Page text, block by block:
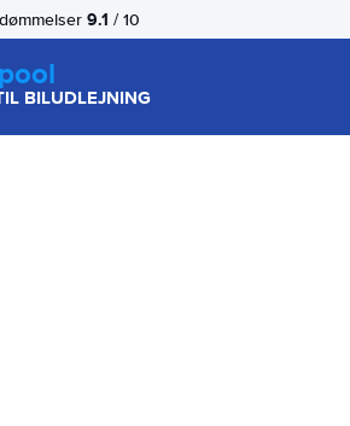
9.1 / 10
BILUDLEJNING